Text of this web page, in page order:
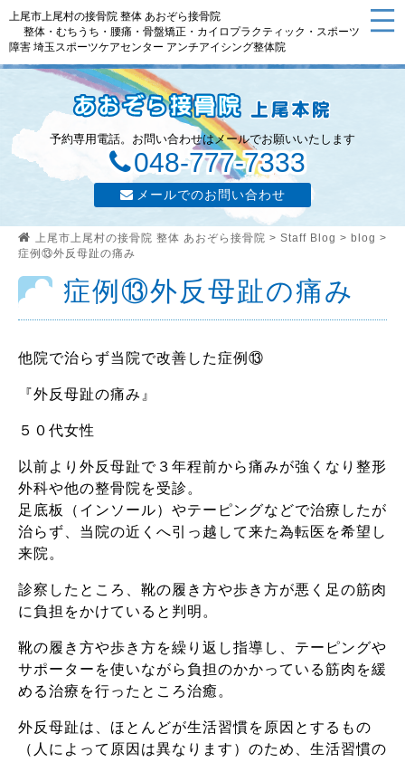
上尾市上尾村の接骨院 整体 あおぞら接骨院
整体・むちうち・腰痛・骨盤矯正・カイロプラクティック・スポーツ
障害 埼玉スポーツケアセンター アンチアイシング整体院
予約専用電話。お問い合わせはメールでお願いいたします
048-777-7333
メールでのお問い合わせ
上尾市上尾村の接骨院 整体 あおぞら接骨院 > Staff Blog > blog >
症例⑬外反母趾の痛み
症例⑬外反母趾の痛み
他院で治らず当院で改善した症例⑬
『外反母趾の痛み』
５０代女性
以前より外反母趾で３年程前から痛みが強くなり整形
外科や他の整骨院を受診。
足底板（インソール）やテーピングなどで治療したが
治らず、当院の近くへ引っ越して来た為転医を希望し
来院。
診察したところ、靴の履き方や歩き方が悪く足の筋肉
に負担をかけていると判明。
靴の履き方や歩き方を繰り返し指導し、テーピングや
サポーターを使いながら負担のかかっている筋肉を緩
める治療を行ったところ治癒。
外反母趾は、ほとんどが生活習慣を原因とするもの
（人によって原因は異なります）のため、生活習慣の